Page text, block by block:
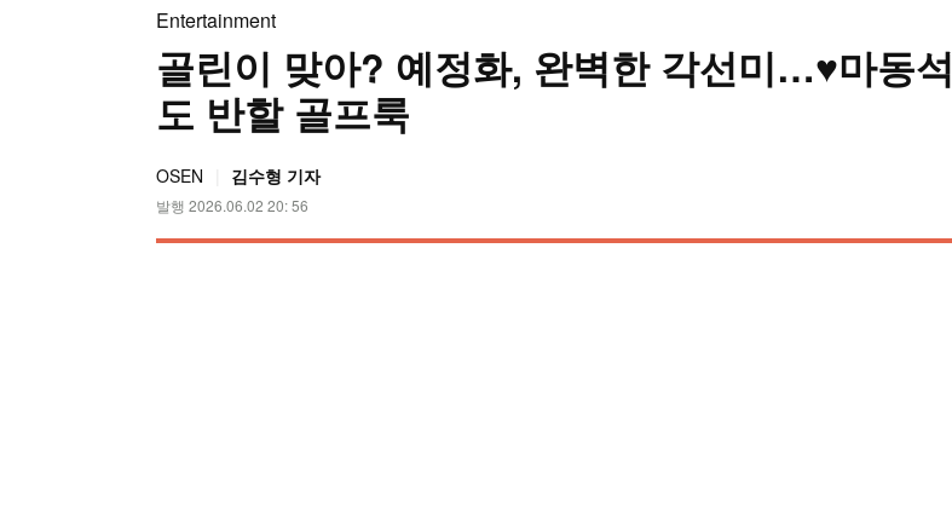
Entertainment
골린이 맞아? 예정화, 완벽한 각선미…♥마동석
도 반할 골프룩
OSEN 김수형 기자
발행 2026.06.02 20: 56